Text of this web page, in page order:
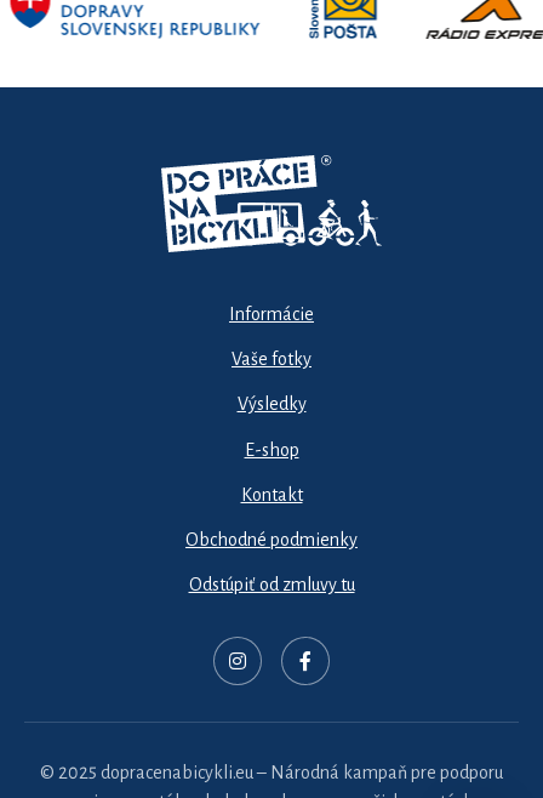
Informácie
Vaše fotky
Výsledky
E-shop
Kontakt
Obchodné podmienky
Odstúpiť od zmluvy tu
© 2025 dopracenabicykli.eu – Národná kampaň pre podporu